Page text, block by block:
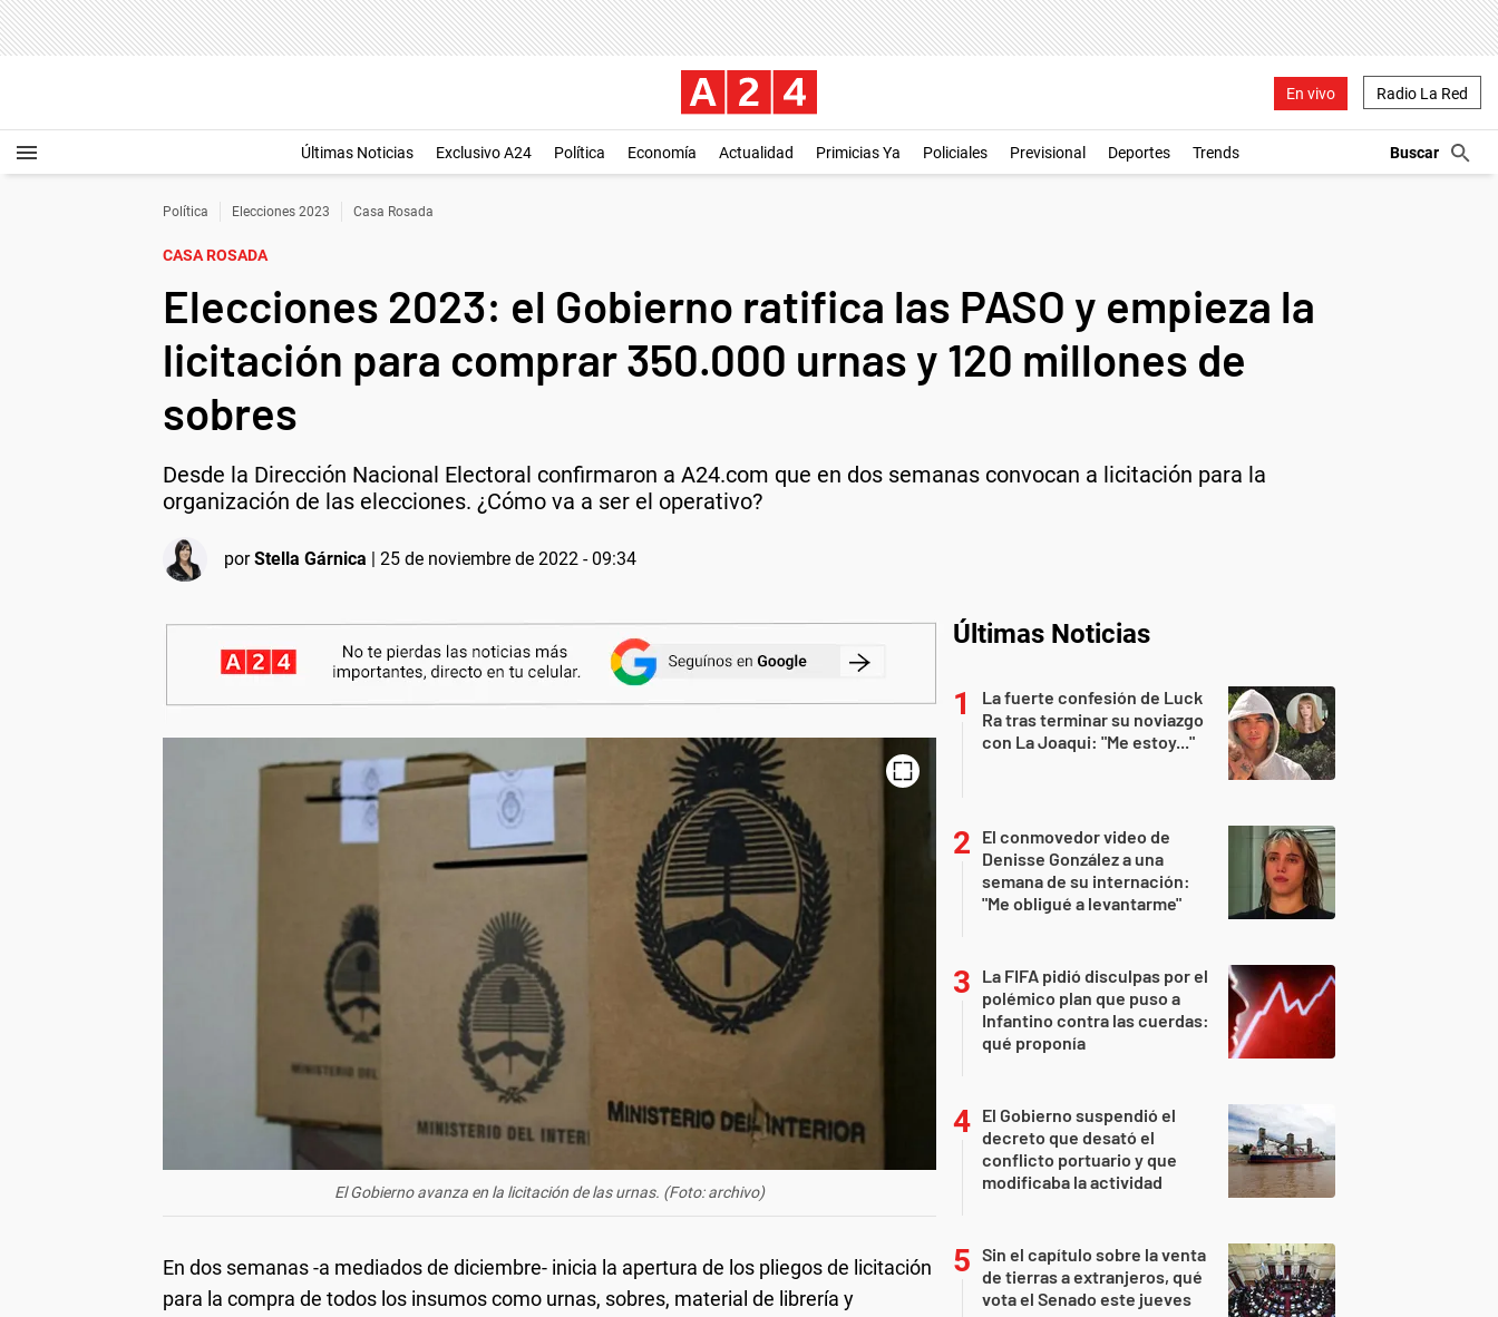
En vivo Radio La Red
Últimas Noticias Exclusivo A24 Política Economía Actualidad Primicias Ya Policiales Previsional Deportes Trends
Política Elecciones 2023 Casa Rosada
CASA ROSADA
Elecciones 2023: el Gobierno ratifica las PASO y empieza la
licitación para comprar 350.000 urnas y 120 millones de
sobres
Desde la Dirección Nacional Electoral confirmaron a A24.com que en dos semanas convocan a licitación para la
organización de las elecciones. ¿Cómo va a ser el operativo?
porStella Gárnica | 25 de noviembre de 2022 - 09:34
El Gobierno avanza en la licitación de las urnas. (Foto: archivo)
En dos semanas -a mediados de diciembre- inicia la apertura de los pliegos de licitación
para la compra de todos los insumos como urnas, sobres, material de librería y
Últimas Noticias
La fuerte confesión de Luck
Ra tras terminar su noviazgo
con La Joaqui: "Me estoy..."
El conmovedor video de
Denisse González a una
semana de su internación:
"Me obligué a levantarme"
La FIFA pidió disculpas por el
polémico plan que puso a
Infantino contra las cuerdas:
qué proponía
El Gobierno suspendió el
decreto que desató el
conflicto portuario y que
modificaba la actividad
Sin el capítulo sobre la venta
de tierras a extranjeros, qué
vota el Senado este jueves